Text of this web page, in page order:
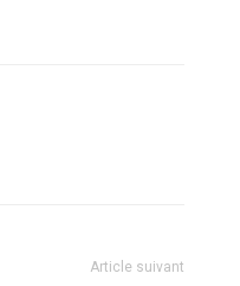
Article suivant